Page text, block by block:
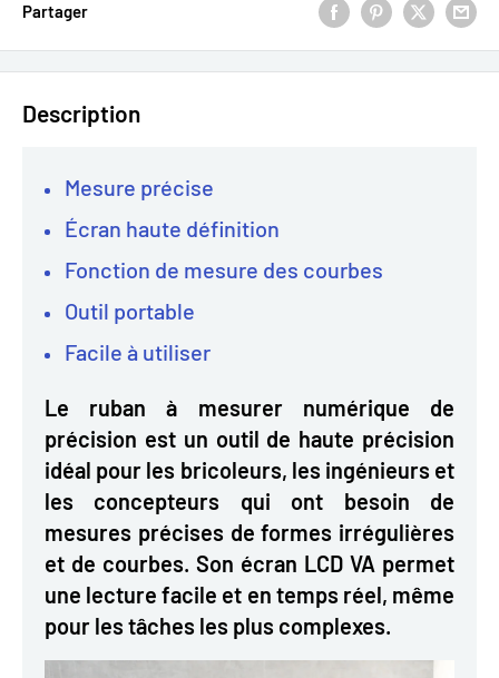
Partager
Description
Mesure précise
Écran haute définition
Fonction de mesure des courbes
Outil portable
Facile à utiliser
Le ruban à mesurer numérique de
précision est un outil de haute précision
idéal pour les bricoleurs, les ingénieurs et
les concepteurs qui ont besoin de
mesures précises de formes irrégulières
et de courbes. Son écran LCD VA permet
une lecture facile et en temps réel, même
pour les tâches les plus complexes.